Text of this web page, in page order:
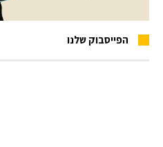
הפייסבוק שלנו